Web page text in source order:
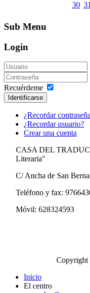
30 31
Sub Menu
Login
Recuérdeme
Identificarse
¿Recordar
¿Recordar usuario?
Crear una cuenta
CASA DEL
Literaria"
C/ Ancha de San
Teléfono y fax:
Móvil: 628324593
Inicio
El centro